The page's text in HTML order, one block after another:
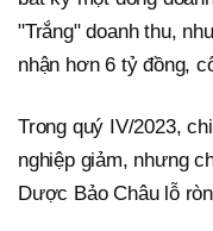
"Trắng" doanh thu,
nhận hơn 6 tỷ đồng,
Trong quý IV/2023,
nghiệp giảm, nhưng
Dược Bảo Châu lỗ